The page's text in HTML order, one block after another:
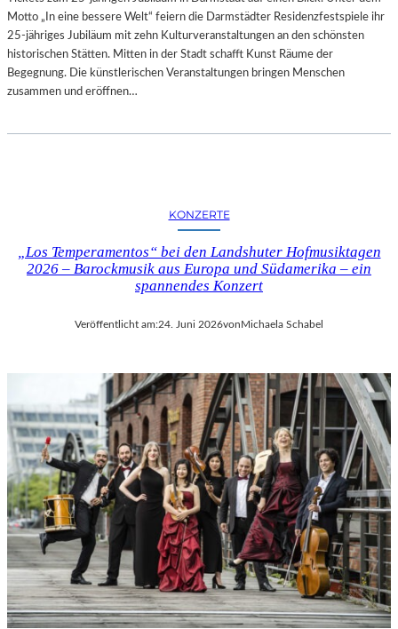
D
G
A
L
N
–
A
T
E
L
L
U
N
G
S
B
E
R
I
C
H
Motto „In eine bessere Welt“ feiern die Darmstädter Residenzfestspiele ihr
25-jähriges Jubiläum mit zehn Kulturveranstaltungen an den schönsten
historischen Stätten. Mitten in der Stadt schafft Kunst Räume der
Begegnung. Die künstlerischen Veranstaltungen bringen Menschen
zusammen und eröffnen…
KONZERTE
„Los Temperamentos“ bei den Landshuter Hofmusiktagen
2026 – Barockmusik aus Europa und Südamerika – ein
spannendes Konzert
Veröffentlicht am:24. Juni 2026von Michaela Schabel